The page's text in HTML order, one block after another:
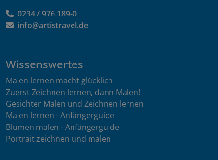
0234 / 976 189-0
info@artistravel.de
Wissenswertes
Malen lernen macht glücklich
Zuerst Zeichnen lernen, dann Malen!
Gesichter Malen und Zeichnen lernen
Malen lernen - Anfängerguide
Blumen malen - Anfängerguide
Portrait zeichnen und malen